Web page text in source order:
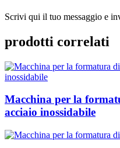
Scrivi qui il tuo messaggio e
prodotti correlati
Macchina per la
acciaio inossidabile